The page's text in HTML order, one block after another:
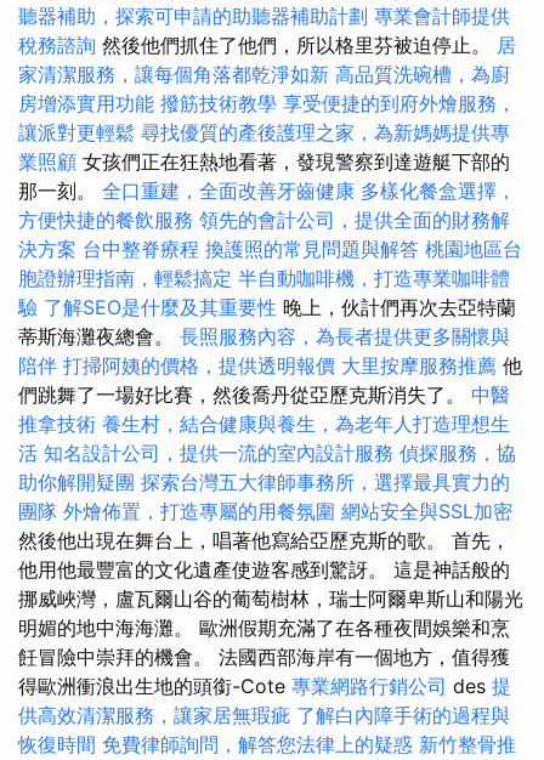
聽器補助，探索可申請的助聽器補助計劃 專業會計師提供
稅務諮詢 然後他們抓住了他們，所以格里芬被迫停止。 居
家清潔服務，讓每個角落都乾淨如新 高品質洗碗槽，為廚
房增添實用功能 撥筋技術教學 享受便捷的到府外燴服務，
讓派對更輕鬆 尋找優質的產後護理之家，為新媽媽提供專
業照顧 女孩們正在狂熱地看著，發現警察到達遊艇下部的
那一刻。 全口重建，全面改善牙齒健康 多樣化餐盒選擇，
方便快捷的餐飲服務 領先的會計公司，提供全面的財務解
決方案 台中整脊療程 換護照的常見問題與解答 桃園地區台
胞證辦理指南，輕鬆搞定 半自動咖啡機，打造專業咖啡體
驗 了解SEO是什麼及其重要性 晚上，伙計們再次去亞特蘭
蒂斯海灘夜總會。 長照服務內容，為長者提供更多關懷與
陪伴 打掃阿姨的價格，提供透明報價 大里按摩服務推薦 他
們跳舞了一場好比賽，然後喬丹從亞歷克斯消失了。 中醫
推拿技術 養生村，結合健康與養生，為老年人打造理想生
活 知名設計公司，提供一流的室內設計服務 偵探服務，協
助你解開疑團 探索台灣五大律師事務所，選擇最具實力的
團隊 外燴佈置，打造專屬的用餐氛圍 網站安全與SSL加密
然後他出現在舞台上，唱著他寫給亞歷克斯的歌。 首先，
他用他最豐富的文化遺產使遊客感到驚訝。 這是神話般的
挪威峽灣，盧瓦爾山谷的葡萄樹林，瑞士阿爾卑斯山和陽光
明媚的地中海海灘。 歐洲假期充滿了在各種夜間娛樂和烹
飪冒險中崇拜的機會。 法國西部海岸有一個地方，值得獲
得歐洲衝浪出生地的頭銜-Cote 專業網路行銷公司 des 提
供高效清潔服務，讓家居無瑕疵 了解白內障手術的過程與
恢復時間 免費律師詢問，解答您法律上的疑惑 新竹整骨推